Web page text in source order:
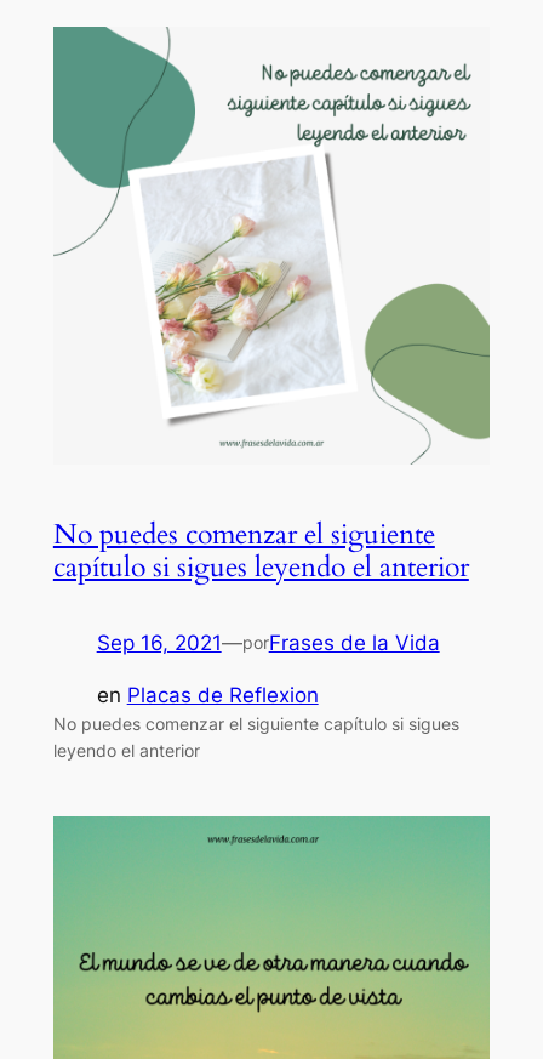
No puedes comenzar el siguiente
capítulo si sigues leyendo el anterior
Sep 16, 2021—porFrases de la Vida
en Placas de Reflexion
No puedes comenzar el siguiente capítulo si sigues
leyendo el anterior